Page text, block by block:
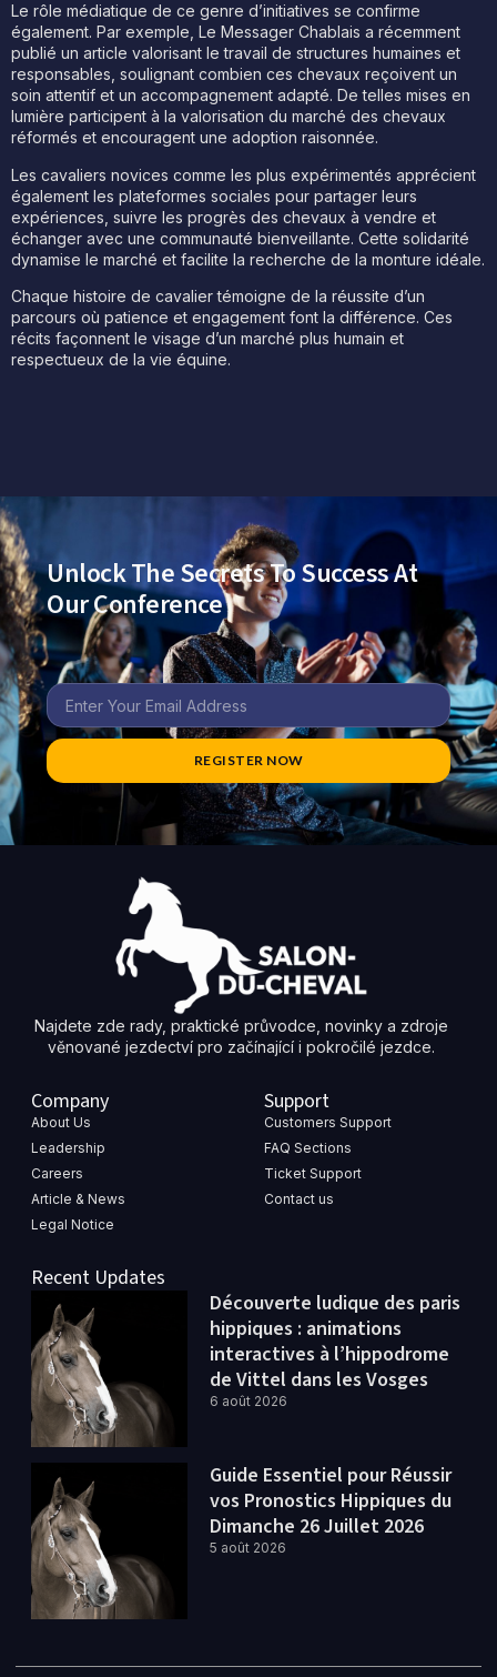
Le rôle médiatique de ce genre d’initiatives se confirme
également. Par exemple, Le Messager Chablais a récemment
publié un article valorisant le travail de structures humaines et
responsables, soulignant combien ces chevaux reçoivent un
soin attentif et un accompagnement adapté. De telles mises en
lumière participent à la valorisation du marché des chevaux
réformés et encouragent une adoption raisonnée.
Les cavaliers novices comme les plus expérimentés apprécient
également les plateformes sociales pour partager leurs
expériences, suivre les progrès des chevaux à vendre et
échanger avec une communauté bienveillante. Cette solidarité
dynamise le marché et facilite la recherche de la monture idéale.
Chaque histoire de cavalier témoigne de la réussite d’un
parcours où patience et engagement font la différence. Ces
récits façonnent le visage d’un marché plus humain et
respectueux de la vie équine.
Unlock The Secrets To Success At
Our Conference
REGISTER NOW
Najdete zde rady, praktické průvodce, novinky a zdroje
věnované jezdectví pro začínající i pokročilé jezdce.
Company
About Us
Leadership
Careers
Article & News
Legal Notice
Support
Customers Support
FAQ Sections
Ticket Support
Contact us
Recent Updates
Découverte ludique des paris
hippiques : animations
interactives à l’hippodrome
de Vittel dans les Vosges
6 août 2026
Guide Essentiel pour Réussir
vos Pronostics Hippiques du
Dimanche 26 Juillet 2026
5 août 2026